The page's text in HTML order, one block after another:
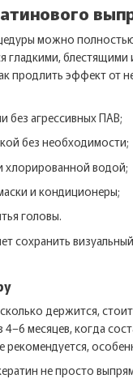
можно
гладкими,
продлить эффект от
без агрессивных ПАВ;
без необходимости;
хлорированной водой;
и кондиционеры;
головы.
сохранить
держится,
месяцев, когда
не просто